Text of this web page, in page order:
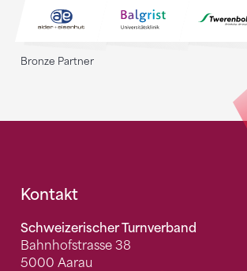
Bronze Partner
Fusszeile
Kontakt
Schweizerischer Turnverband
Bahnhofstrasse 38
5000 Aarau